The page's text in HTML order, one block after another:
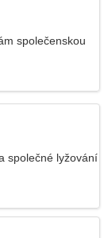
společenskou
společné lyžování